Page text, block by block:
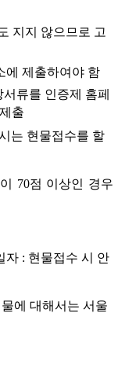
지지 않으므로 고
에 제출하여야 함
류를 인증제 홈페
제출
는 현물접수를 할
70점 이상인 경우
자 : 현물접수 시 안
에 대해서는 서울